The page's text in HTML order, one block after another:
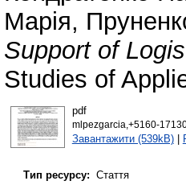
Марія,
Support of
Studies of
pdf
mlpezgarcia,+5160-
Завантажити (539kB)|
Тип ресурсу: Стаття